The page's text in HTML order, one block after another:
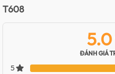
T608
5.0
ĐÁNH GIÁ
5